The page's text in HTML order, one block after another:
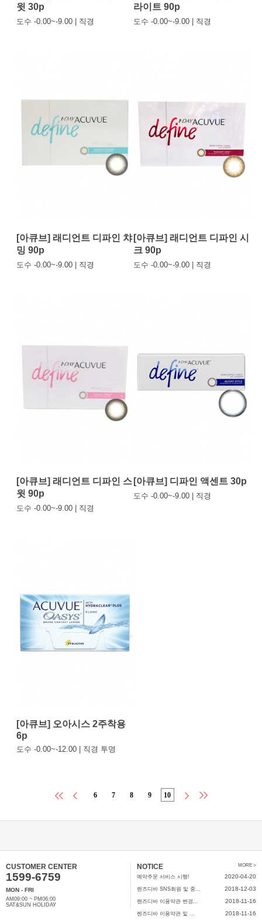
윗 30p
도수 -0.00~-9.00 | 직경
라이트 90p
도수 -0.00~-9.00 | 직경
[아큐브] 래디언트 디파인 챠
밍 90p
도수 -0.00~-9.00 | 직경
[아큐브] 래디언트 디파인 시
크 90p
도수 -0.00~-9.00 | 직경
[아큐브] 래디언트 디파인 스
윗 90p
도수 -0.00~-9.00 | 직경
[아큐브] 디파인 액센트 30p
도수 -0.00~-9.00 | 직경
[아큐브] 오아시스 2주착용
6p
도수 -0.00~-12.00 | 직경 투명
6 7 8 9 10
CUSTOMER CENTER
1599-6759
MON - FRI
AM09:00 ~ PM06:00
SAT&SUN HOLIDAY
NOTICE MORE >
예약주문 서비스 시행! 2020-04-20
렌즈디바 SNS회원 및 중... 2018-12-03
렌즈디바 이용약관 변경... 2018-11-16
렌즈디바 이용약관 및 ... 2018-11-16